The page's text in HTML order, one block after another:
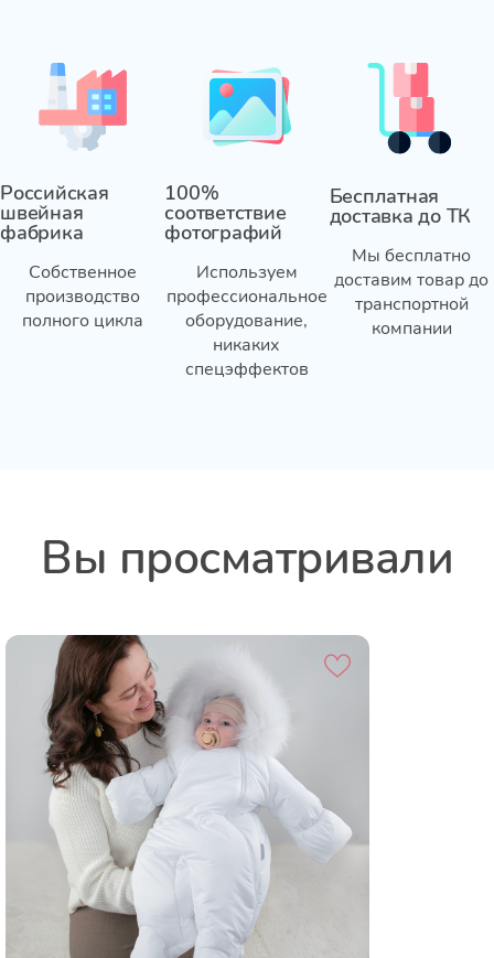
Российская
швейная
фабрика
Собственное
производство
полного цикла
100%
соответствие
фотографий
Используем
профессиональное
оборудование,
никаких
спецэффектов
Бесплатная
доставка до ТК
Мы бесплатно
доставим товар до
транспортной
компании
Вы просматривали